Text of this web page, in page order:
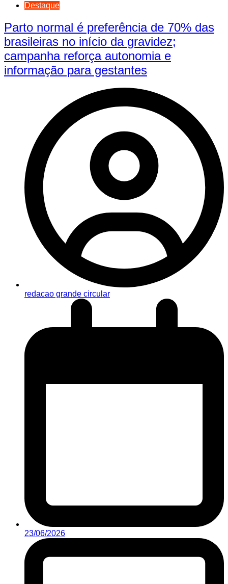
Destaque
Parto normal é preferência de 70% das
brasileiras no início da gravidez;
campanha reforça autonomia e
informação para gestantes
redacao grande circular
23/06/2026